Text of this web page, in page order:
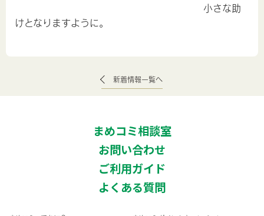
小さな助
けとなりますように。
新着情報一覧へ
まめコミ相談室
お問い合わせ
ご利用ガイド
よくある質問